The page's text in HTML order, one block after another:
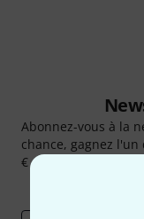
Abonnez-vous à la
chance, gagnez
€ chacun!
Articles